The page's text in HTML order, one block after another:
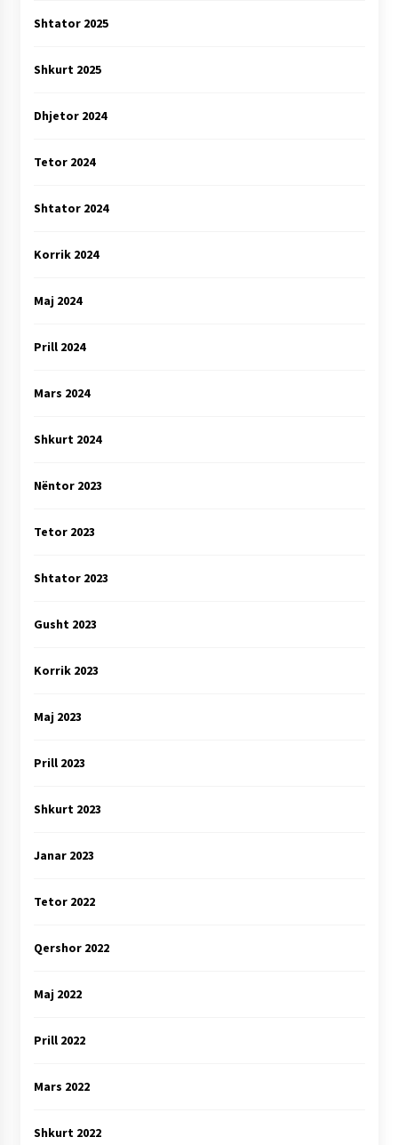
Shtator 2025
Shkurt 2025
Dhjetor 2024
Tetor 2024
Shtator 2024
Korrik 2024
Maj 2024
Prill 2024
Mars 2024
Shkurt 2024
Nëntor 2023
Tetor 2023
Shtator 2023
Gusht 2023
Korrik 2023
Maj 2023
Prill 2023
Shkurt 2023
Janar 2023
Tetor 2022
Qershor 2022
Maj 2022
Prill 2022
Mars 2022
Shkurt 2022